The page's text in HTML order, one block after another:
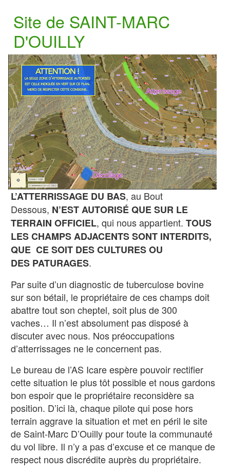
Site de SAINT-MARC
D'OUILLY
L’ATTERRISSAGE DU BAS, au Bout
Dessous, N’EST AUTORISÉ QUE SUR LE
TERRAIN OFFICIEL, qui nous appartient.TOUS
LES CHAMPS ADJACENTS SONT INTERDITS,
QUE CE SOIT DES CULTURES OU
DES PATURAGES.
Par suite d’un diagnostic de tuberculose bovine
sur son bétail, le propriétaire de ces champs doit
abattre tout son cheptel, soit plus de 300
vaches… Il n’est absolument pas disposé à
discuter avec nous. Nos préoccupations
d’atterrissages ne le concernent pas.
Le bureau de l’AS Icare espère pouvoir rectifier
cette situation le plus tôt possible et nous gardons
bon espoir que le propriétaire reconsidère sa
position. D’ici là, chaque pilote qui pose hors
terrain aggrave la situation et met en péril le site
de Saint-Marc D’Ouilly pour toute la communauté
du vol libre. Il n’y a pas d’excuse et ce manque de
respect nous discrédite auprès du propriétaire.